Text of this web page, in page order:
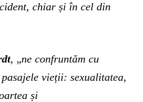
chiar și în cel din
, „ne confruntăm cu
vieții: sexualitatea,
și